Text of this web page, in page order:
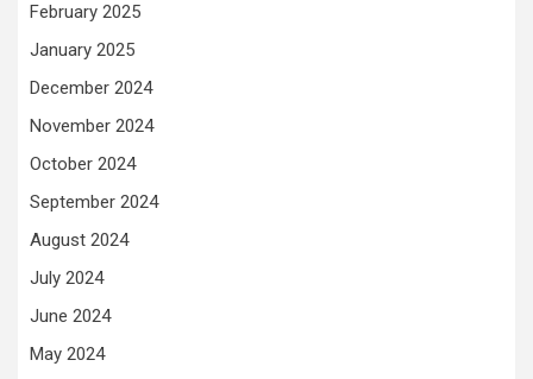
February 2025
January 2025
December 2024
November 2024
October 2024
September 2024
August 2024
July 2024
June 2024
May 2024